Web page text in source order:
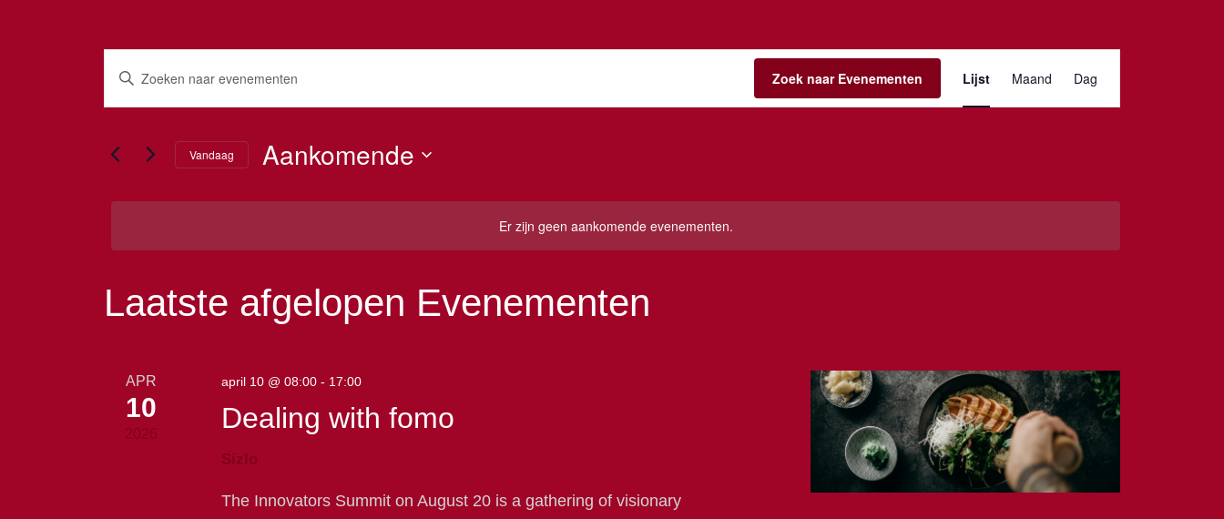
Er zijn geen aankomende evenementen.
Evenementen
Zoeken
en
weergeven
navigatie
Vul
in.
voor
Zoek naar Evenementen
Evenement
weergaven
Lijst Maand Dag
Vandaag Aankomende
Laatste afgelopen Evenementen
APR
10
2026
april 10 @ 08:00 - 17:00
Dealing with fomo
Sizlo
The Innovators Summit on August 20 is a gathering of visionary